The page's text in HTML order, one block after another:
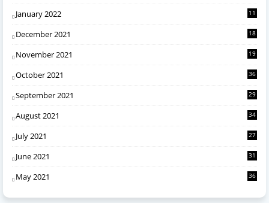
January 2022 11
December 2021 18
November 2021 19
October 2021 36
September 2021 29
August 2021 34
July 2021 27
June 2021 31
May 2021 36